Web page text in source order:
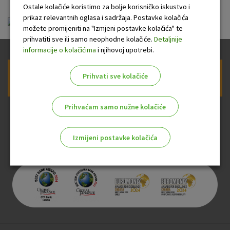
linkclick.pdf
Prijava na newsletter OTP banke
Ostale kolačiće koristimo za bolje korisničko iskustvo i
prikaz relevantnih oglasa i sadržaja. Postavke kolačića
možete promijeniti na "Izmjeni postavke kolačića" te
prihvatiti sve ili samo neophodne kolačiće. Detaljnije
informacije o kolačićima i njihovoj upotrebi.
Prihvati sve kolačiće
Prihvaćam samo nužne kolačiće
Izmijeni postavke kolačića